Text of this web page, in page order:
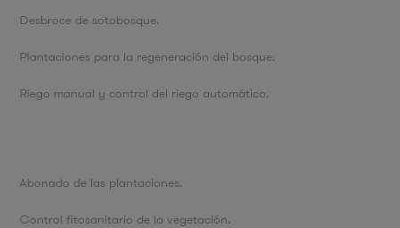
Desbroce de sotobosque.
Plantaciones para la regeneración del bosque.
Riego manual y control del riego automático.
Abonado de las plantaciones.
Control fitosanitario de la vegetación.